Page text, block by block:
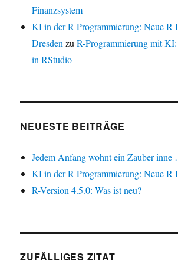
Finanzsystem
KI in der R-Programmierung: Neue R-
Dresden zuR-Programmierung mit
in RStudio
NEUESTE BEITRÄGE
Jedem Anfang wohnt ein Zauber inne
KI in der R-Programmierung: Neue R-
R-Version 4.5.0: Was ist neu?
ZUFÄLLIGES ZITAT